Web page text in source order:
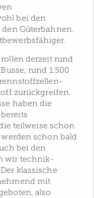
bei den
Güterbahnen.
derzeit rund
rund 1.500
zurückgreifen.
haben die
teilweise schon
schon bald
bei den
wir technik-
klassische
mit
also